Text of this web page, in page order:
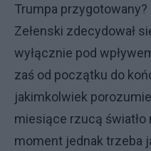
Trumpa
Zełenski zdecydował
wyłącznie pod
zaś od początku do
jakimkolwiek
miesiące rzucą światło
moment jednak trzeba